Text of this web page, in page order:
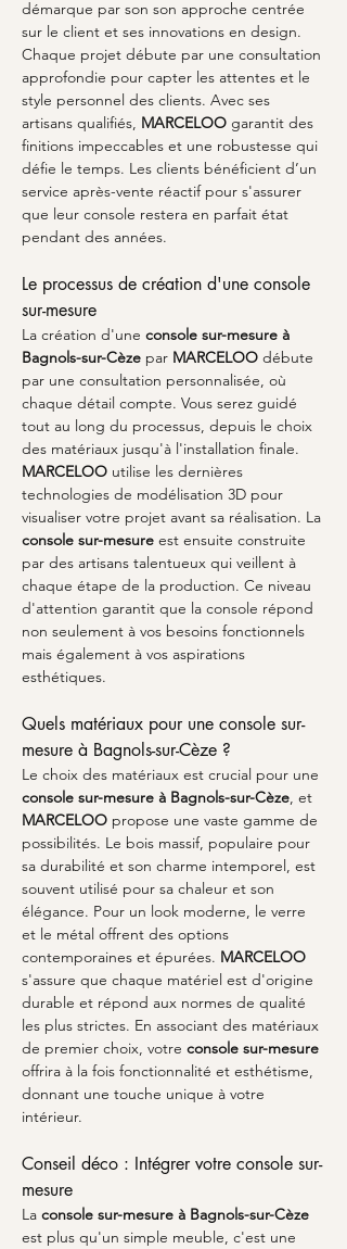
démarque par son son approche centrée
sur le client et ses innovations en design.
Chaque projet débute par une consultation
approfondie pour capter les attentes et le
style personnel des clients. Avec ses
artisans qualifiés, MARCELOO garantit des
finitions impeccables et une robustesse qui
défie le temps. Les clients bénéficient d’un
service après-vente réactif pour s'assurer
que leur console restera en parfait état
pendant des années.
Le processus de création d'une console
sur-mesure
La création d'une console sur-mesure à
Bagnols-sur-Cèze par MARCELOO débute
par une consultation personnalisée, où
chaque détail compte. Vous serez guidé
tout au long du processus, depuis le choix
des matériaux jusqu'à l'installation finale.
MARCELOO utilise les dernières
technologies de modélisation 3D pour
visualiser votre projet avant sa réalisation. La
console sur-mesure est ensuite construite
par des artisans talentueux qui veillent à
chaque étape de la production. Ce niveau
d'attention garantit que la console répond
non seulement à vos besoins fonctionnels
mais également à vos aspirations
esthétiques.
Quels matériaux pour une console sur-
mesure à Bagnols-sur-Cèze ?
Le choix des matériaux est crucial pour une
console sur-mesure à Bagnols-sur-Cèze, et
MARCELOO propose une vaste gamme de
possibilités. Le bois massif, populaire pour
sa durabilité et son charme intemporel, est
souvent utilisé pour sa chaleur et son
élégance. Pour un look moderne, le verre
et le métal offrent des options
contemporaines et épurées. MARCELOO
s'assure que chaque matériel est d'origine
durable et répond aux normes de qualité
les plus strictes. En associant des matériaux
de premier choix, votre console sur-mesure
offrira à la fois fonctionnalité et esthétisme,
donnant une touche unique à votre
intérieur.
Conseil déco : Intégrer votre console sur-
mesure
La console sur-mesure à Bagnols-sur-Cèze
est plus qu'un simple meuble, c'est une